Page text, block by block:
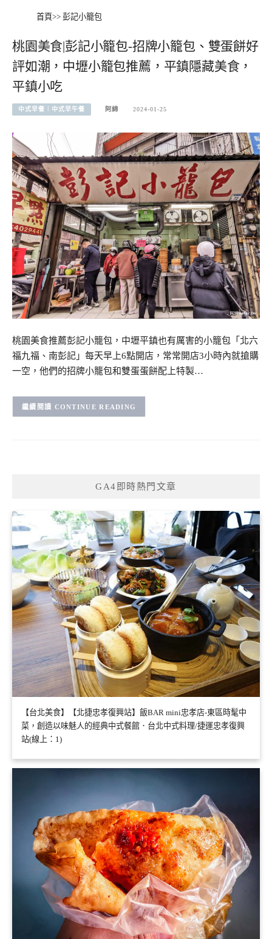
首頁>> 彭記小籠包
桃園美食|彭記小籠包-招牌小籠包、雙蛋餅好
評如潮，中壢小籠包推薦，平鎮隱藏美食，
平鎮小吃
中式早餐︱中式早午餐 阿綿 2024-01-25
桃園美食推薦彭記小籠包，中壢平鎮也有厲害的小籠包「北六
福九福、南彭記」每天早上6點開店，常常開店3小時內就搶購
一空，他們的招牌小籠包和雙蛋蛋餅配上特製…
CONTINUE READING
GA4即時熱門文章
【台北美食】【北捷忠孝復興站】飯BAR mini忠孝店-東區時髦中
菜，創造以味魅人的經典中式餐館．台北中式料理/捷運忠孝復興
站(線上：1)